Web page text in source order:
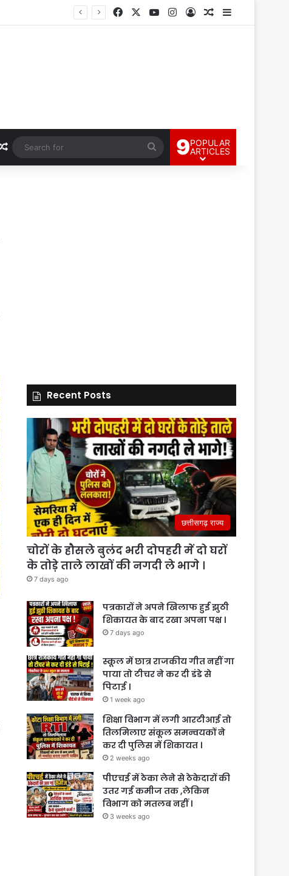
FacebookYouTubeInstagram
Log InRandom Article
Sidebar
Random Article
Search
for
9POPULAR
ARTICLES
Recent Posts
छत्तीसगढ़ राज्य
चोरों के हौसले बुलंद भरी दोपहरी में दो घरों
के तोड़े ताले लाखों की नगदी ले भागे ।
7 days ago
पत्रकारों ने अपने खिलाफ हुई झुठी
शिकायत के बाद रखा अपना पक्ष ।
7 days ago
स्कूल में छात्र राजकीय गीत नहीं गा
पाया तो टीचर ने कर दी डंडे से
पिटाई ।
1 week ago
शिक्षा विभाग में लगी आरटीआई तो
तिलमिलाए संकूल समन्वयकों ने
कर दी पुलिस में शिकायत ।
2 weeks ago
पीएचई में ठेका लेने से ठेकेदारों की
उतर गई कमीज तक ,लेकिन
विभाग को मतलब नहीं ।
3 weeks ago